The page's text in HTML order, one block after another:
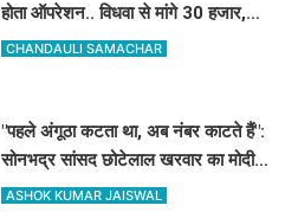
होता ऑपरेशन.. विधवा से मांगे 30 हजार,
DM-प्रिंसिपल-पूर्व विधायक की पैरवी फेल
CHANDAULI SAMACHAR
"पहले अंगूठा कटता था, अब नंबर काटते हैं":
सोनभद्र सांसद छोटेलाल खरवार का मोदी
सरकार पर तीखा हमला
ASHOK KUMAR JAISWAL